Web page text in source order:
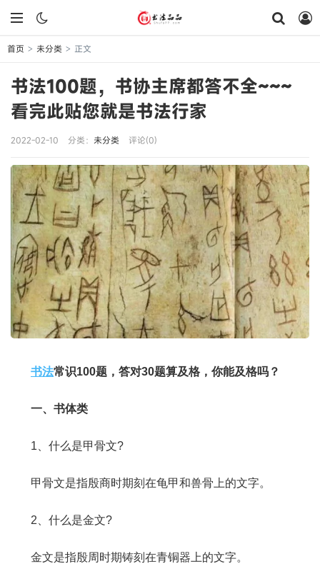
首页 > 未分类 > 正文
书法100题，书协主席都答不全~~~
看完此贴您就是书法行家
2022-02-10 分类： 未分类 评论(0)
书法常识100题，答对30题算及格，你能及格吗？
一、书体类
1、什么是甲骨文?
甲骨文是指殷商时期刻在龟甲和兽骨上的文字。
2、什么是金文?
金文是指殷周时期铸刻在青铜器上的文字。